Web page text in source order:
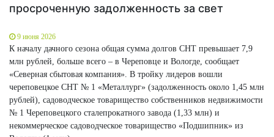
просроченную задолженность за свет
9 июня 2026
К началу дачного сезона общая сумма долгов СНТ превышает 7,9
млн рублей, больше всего – в Череповце и Вологде, сообщает
«Северная сбытовая компания». В тройку лидеров вошли
череповецкое СНТ № 1 «Металлург» (задолженность около 1,45 млн
рублей), садоводческое товарищество собственников недвижимости
№ 1 Череповецкого сталепрокатного завода (1,33 млн) и
некоммерческое садоводческое товарищество «Подшипник» из